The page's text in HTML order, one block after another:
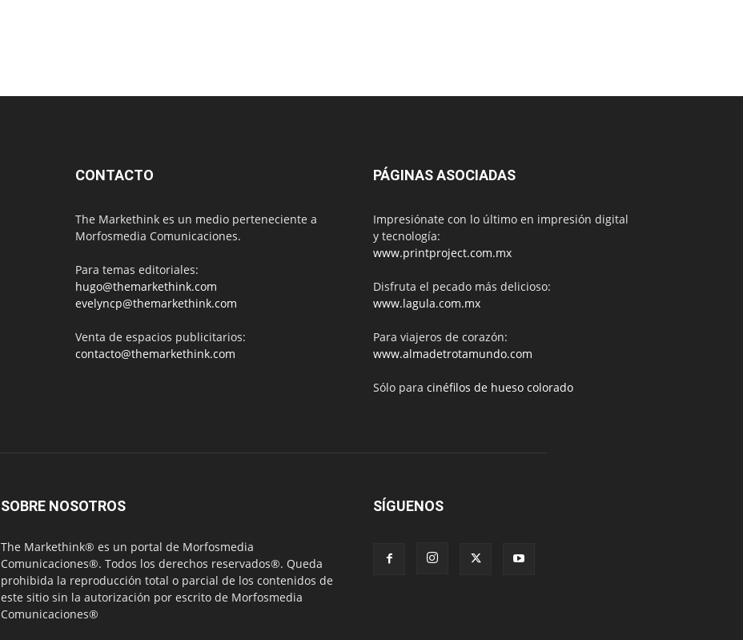
CONTACTO
The Markethink es un medio perteneciente a
Morfosmedia Comunicaciones.
Para temas editoriales:
hugo@themarkethink.com
evelyncp@themarkethink.com
Venta de espacios publicitarios:
contacto@themarkethink.com
PÁGINAS ASOCIADAS
Impresiónate con lo último en impresión digital
y tecnología:
www.printproject.com.mx
Disfruta el pecado más delicioso:
www.lagula.com.mx
Para viajeros de corazón:
www.almadetrotamundo.com
Sólo para cinéfilos de hueso colorado
SOBRE NOSOTROS
The Markethink® es un portal de Morfosmedia
Comunicaciones®. Todos los derechos reservados®. Queda
prohibida la reproducción total o parcial de los contenidos de
este sitio sin la autorización por escrito de Morfosmedia
Comunicaciones®
SÍGUENOS